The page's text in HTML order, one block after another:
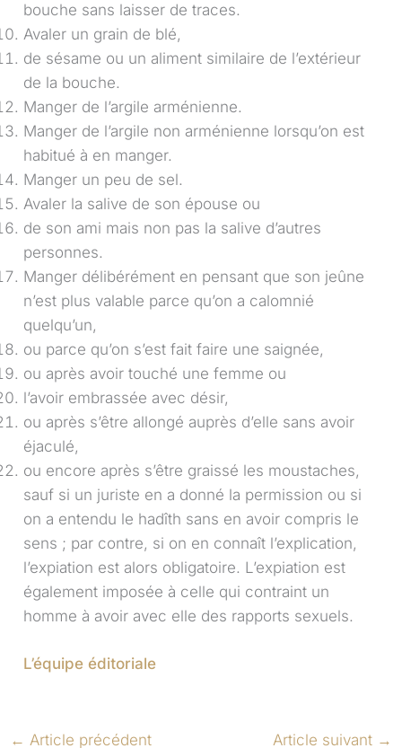
bouche sans laisser de traces.
Avaler un grain de blé,
de sésame ou un aliment similaire de l’extérieur
de la bouche.
Manger de l’argile arménienne.
Manger de l’argile non arménienne lorsqu’on est
habitué à en manger.
Manger un peu de sel.
Avaler la salive de son épouse ou
de son ami mais non pas la salive d’autres
personnes.
Manger délibérément en pensant que son jeûne
n’est plus valable parce qu’on a calomnié
quelqu’un,
ou parce qu’on s’est fait faire une saignée,
ou après avoir touché une femme ou
l’avoir embrassée avec désir,
ou après s’être allongé auprès d’elle sans avoir
éjaculé,
ou encore après s’être graissé les moustaches,
sauf si un juriste en a donné la permission ou si
on a entendu le hadîth sans en avoir compris le
sens ; par contre, si on en connaît l’explication,
l’expiation est alors obligatoire. L’expiation est
également imposée à celle qui contraint un
homme à avoir avec elle des rapports sexuels.
L’équipe éditoriale
← Article précédent Article suivant →